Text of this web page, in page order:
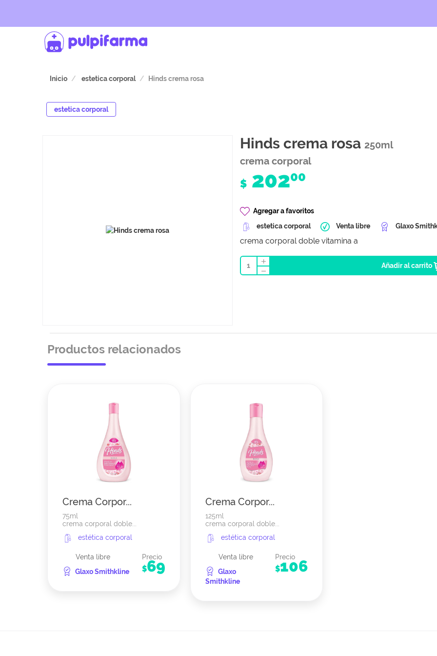
Inicio estetica corporal Hinds crema rosa
estetica corporal
Hinds crema rosa 250ml
crema corporal
$ 20200
Agregar a favoritos
estetica corporal
Venta libre Glaxo
crema corporal doble vitamina a
1 Añadir al carrito
Productos relacionados
Crema Corpor...
75ml
crema corporal doble...
estética corporal
Venta libre
Glaxo Smithkline
Precio
$69
Crema Corpor...
125ml
crema corporal doble...
estética corporal
Venta libre
Glaxo
Smithkline
Precio
$106